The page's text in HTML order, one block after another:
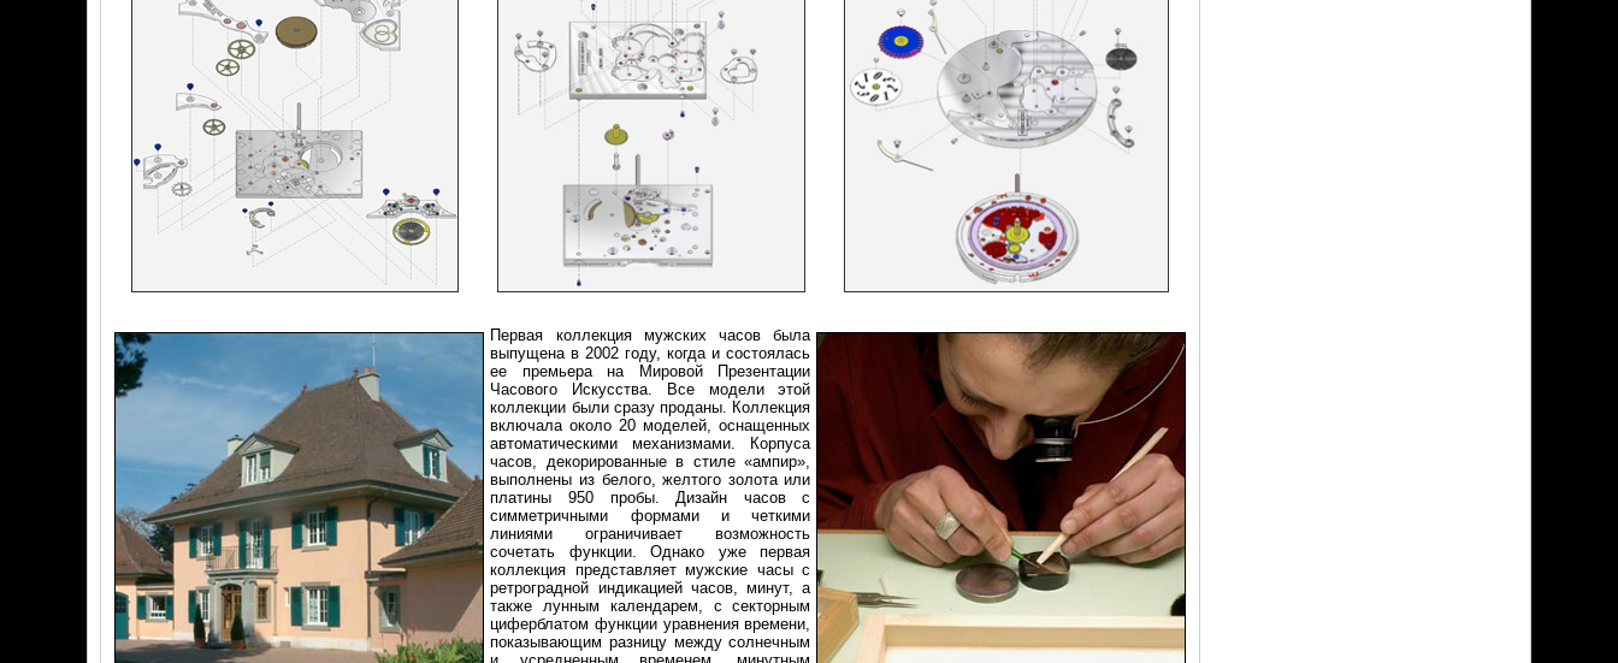
Первая коллекция мужскихчасов была
выпущена в 2002 году, когда и состоялась
ее премьера на Мировой Презентации
Часового Искусства. Все модели этой
коллекции были сразу проданы. Коллекция
включала около 20 моделей, оснащенных
автоматическими механизмами. Корпуса
часов, декорированные в стиле «ампир»,
выполнены из белого, желтого золота или
платины 950 пробы. Дизайн часов с
симметричными формами и четкими
линиями ограничивает возможность
сочетать функции. Однако уже первая
коллекция представляет мужские часы с
ретроградной индикацией часов, минут, а
также лунным календарем, с секторным
циферблатом функции уравнения времени,
показывающим разницу между солнечным